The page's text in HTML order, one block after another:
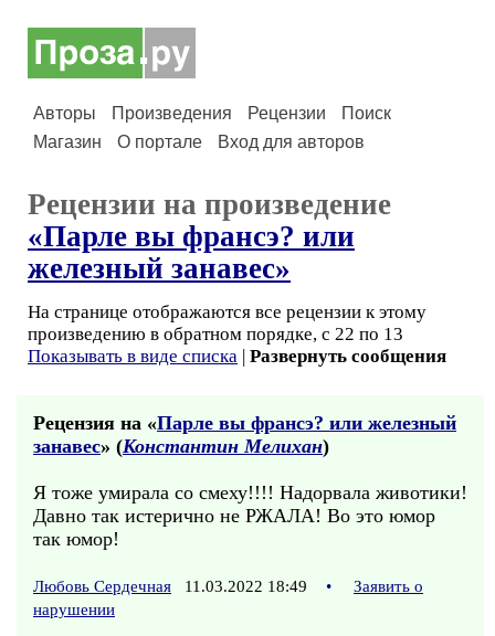
Авторы Произведения Рецензии
Поиск
Магазин
О портале Вход для авторов
Рецензии на произведение
«Парле вы франсэ? или
железный занавес»
На странице отображаются все рецензии к этому
произведению в обратном порядке, с 22 по 13
Показывать в виде списка | Развернуть сообщения
Рецензия на «Парле вы франсэ? или железный
занавес» (Константин Мелихан)
Я тоже умирала со смеху!!!! Надорвала животики!
Давно так истерично не РЖАЛА! Во это юмор
так юмор!
Любовь Сердечная 11.03.2022 18:49 •
Заявить о
нарушении